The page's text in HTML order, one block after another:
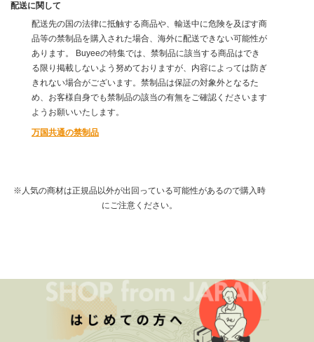
配送に関して
配送先の国の法律に抵触する商品や、輸送中に危険を及ぼす商
品等の禁制品を購入された場合、海外に配送できない可能性が
あります。 Buyeeの特集では、禁制品に該当する商品はでき
る限り掲載しないよう努めておりますが、内容によっては防ぎ
きれない場合がございます。禁制品は保証の対象外となるた
め、お客様自身でも禁制品の該当の有無をご確認くださいます
ようお願いいたします。
万国共通の禁制品
※人気の商材は正規品以外が出回っている可能性があるので購入時
にご注意ください。